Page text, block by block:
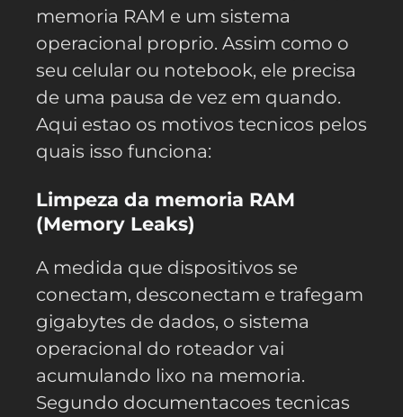
memoria RAM e um sistema
operacional proprio. Assim como o
seu celular ou notebook, ele precisa
de uma pausa de vez em quando.
Aqui estao os motivos tecnicos pelos
quais isso funciona:
Limpeza da memoria RAM
(Memory Leaks)
A medida que dispositivos se
conectam, desconectam e trafegam
gigabytes de dados, o sistema
operacional do roteador vai
acumulando lixo na memoria.
Segundo documentacoes tecnicas